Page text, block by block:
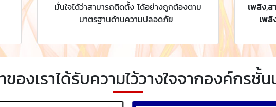
มั่นใจได้ว่าสามารถติดตั้ง ได้อย่างถูกต้องตาม
มาตรฐานด้านความปลอดภัย
เพลิง,ส
เพลิ
องเราได้รับความไว้วางใจจากองค์กรชั้น